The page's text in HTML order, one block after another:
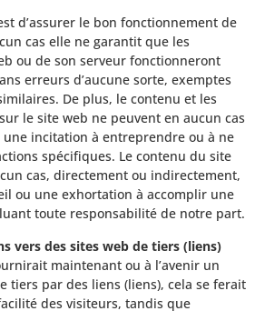
d’assurer le bon fonctionnement de
cas elle ne garantit que les
ou de son serveur fonctionneront
erreurs d’aucune sorte, exemptes
De plus, le contenu et les
le site web ne peuvent en aucun cas
une incitation à entreprendre ou à ne
spécifiques. Le contenu du site
cas, directement ou indirectement,
ou une exhortation à accomplir une
toute responsabilité de notre part.
vers des sites web de tiers (liens)
maintenant ou à l’avenir un
tiers par des liens (liens), cela se ferait
des visiteurs, tandis que